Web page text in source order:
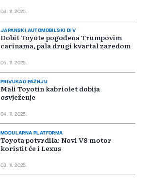
08. 11. 2025.
JAPANSKI AUTOMOBILSKI DIV
Dobit Toyote pogođena Trumpovim
carinama, pala drugi kvartal zaredom
05. 11. 2025.
PRIVUKAO PAŽNJU
Mali Toyotin kabriolet dobija
osvježenje
04. 11. 2025.
MODULARNA PLATFORMA
Toyota potvrdila: Novi V8 motor
koristit će i Lexus
03. 11. 2025.